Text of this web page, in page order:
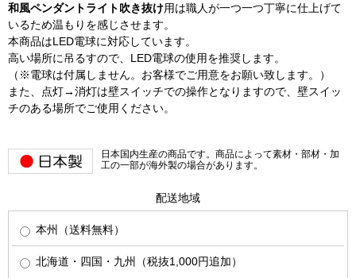
和風ペンダントライト吹き抜け用は職人が一つ一つ丁寧に仕上げて
いるため温もりを感じさせます。
本商品はLED電球に対応しています。
高い場所に吊るすので、LED電球の使用を推奨します。
（※電球は付属しません。お客様でご用意をお願い致します。）
また、点灯→消灯は壁スイッチでの操作となりますので、壁スイッ
チのある場所でご使用ください。
日本国内生産の商品です。商品によって素材・部材・加
工の一部が海外製の場合があります。
配送地域
本州（送料無料）
北海道・四国・九州（税抜1,000円追加）